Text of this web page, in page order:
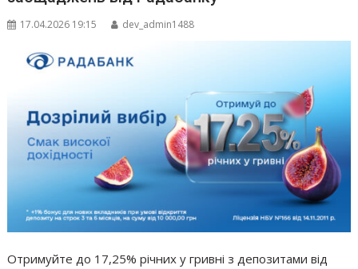
17.04.2026 19:15 dev_admin1488
Отримуйте до 17,25% річних у гривні з депозитами від